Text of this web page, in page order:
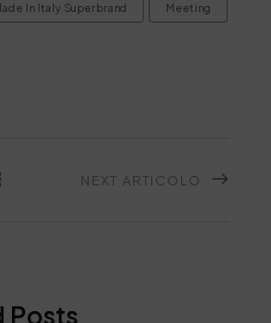
In Italy Superbrand Meeting
NEXT ARTICOLO
Posts